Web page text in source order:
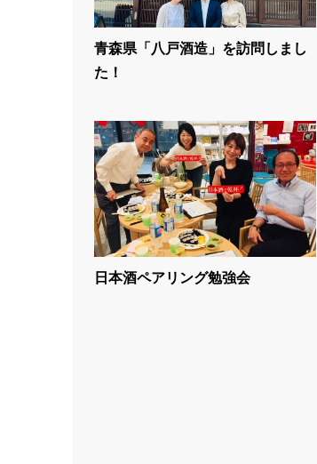
青森県「八戸酒造」を訪問しまし
た！
日本酒ペアリング勉強会